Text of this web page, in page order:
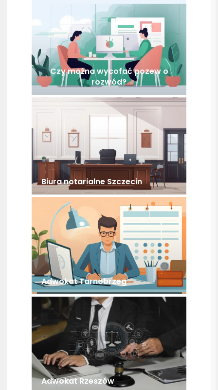
Czy można wycofać pozew o
rozwód?
Biura notarialne Szczecin
Adwokat Tarnobrzeg
Adwokat Rzeszów